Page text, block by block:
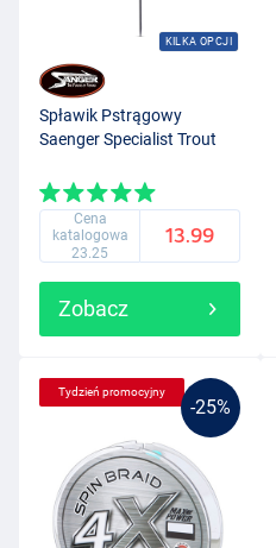
KILKA OPCJI
Spławik Pstrągowy
Saenger Specialist Trout
Cena
katalogowa
23.25
13.99
Zobacz
-25%
Tydzień promocyjny